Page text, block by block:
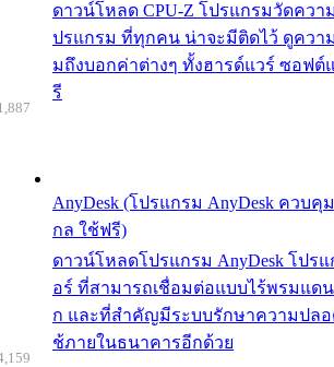
ดาวน์โหลด CPU-Z โปรแกรมวัดควา
ปรแกรม ที่ทุกคน น่าจะมีติดไว้ ดูความ
มถึงบอกค่าต่างๆ ทั้งฮารด์แวร์ ซอฟต์
รี
AnyDesk (โปรแกรม AnyDesk ควบคุ
กล ใช้ฟรี)
ดาวน์โหลดโปรแกรม AnyDesk โปร
อร์ ที่สามารถเชื่อมต่อแบบไร้พรมแด
ก และที่สำคัญมีระบบรักษาความปลอ
ช้ภายในธนาคารอีกด้วย